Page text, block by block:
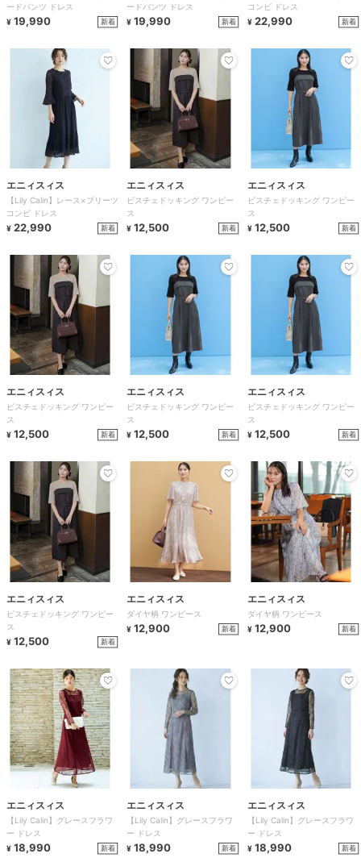
ードパンツ ドレス
¥ 19,990 新着
ードパンツ ドレス
¥ 19,990 新着
コンビ ドレス
¥ 22,990 新着
エニィスィス
【Lily Calin】レース×プリーツ
コンビ ドレス
¥ 22,990 新着
エニィスィス
ビスチェドッキング ワンピー
ス
¥ 12,500 新着
エニィスィス
ビスチェドッキング ワンピー
ス
¥ 12,500 新着
エニィスィス
ビスチェドッキング ワンピー
ス
¥ 12,500 新着
エニィスィス
ビスチェドッキング ワンピー
ス
¥ 12,500 新着
エニィスィス
ビスチェドッキング ワンピー
ス
¥ 12,500 新着
エニィスィス
ビスチェドッキング ワンピー
ス
¥ 12,500 新着
エニィスィス
ダイヤ柄 ワンピース
¥ 12,900 新着
エニィスィス
ダイヤ柄 ワンピース
¥ 12,900 新着
エニィスィス
【Lily Calin】グレースフラワ
ー ドレス
¥ 18,990 新着
エニィスィス
【Lily Calin】グレースフラワ
ー ドレス
¥ 18,990 新着
エニィスィス
【Lily Calin】グレースフラワ
ー ドレス
¥ 18,990 新着